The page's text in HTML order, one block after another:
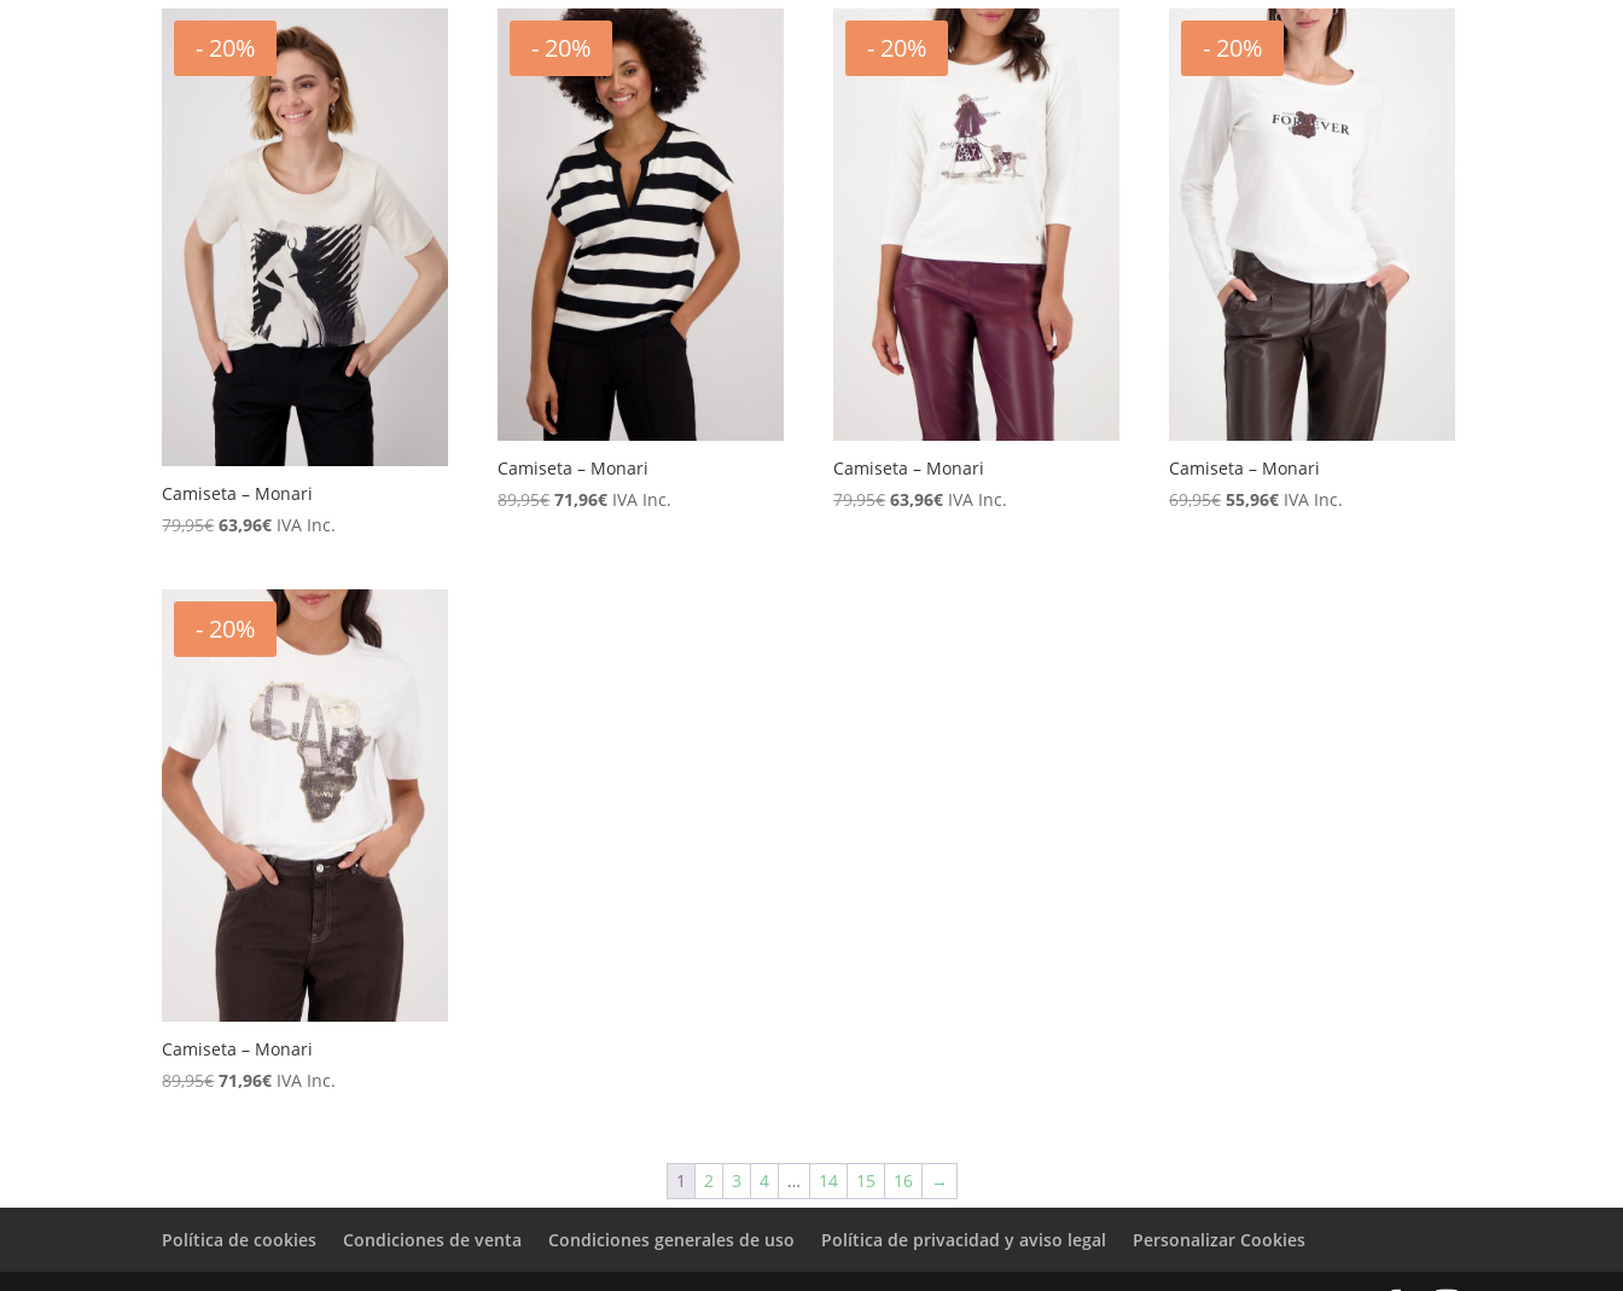
era:
99,95€.
es:
79,96€.
era:
99,95€.
es:
79,96€.
era:
135,95€.
es:
108,76€.
89,95€.
es:
71,96€.
- 20%
Camiseta – Monari
79,95€El
era:
79,95€.
63,96€El
es:
63,96€.
IVA Inc.
- 20%
Camiseta – Monari
89,95€El
71,96€ElIVA Inc.
- 20%
Camiseta – Monari
79,95€El
63,96€ElIVA Inc.
- 20%
Camiseta – Monari
69,95€ El
55,96€ElIVA Inc.
- 20%
Camiseta – Monari
89,95€El
71,96€ElIVA Inc.
1 2 3 4 … 14 15 16 →
Política de cookies Condiciones de venta Condiciones generales de uso Política de privacidad y aviso legal Personalizar Cookies